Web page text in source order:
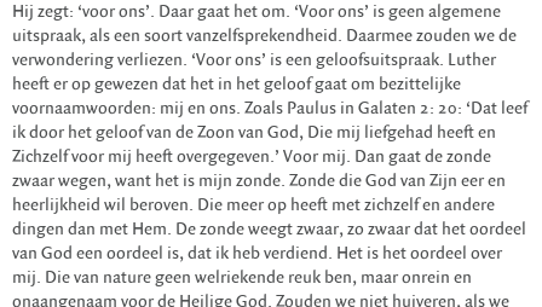
Hij zegt: ‘voor ons’. Daar gaat het om. ‘Voor ons’ is geen algemene
uitspraak, als een soort vanzelfsprekendheid. Daarmee zouden we de
verwondering verliezen. ‘Voor ons’ is een geloofsuitspraak. Luther
heeft er op gewezen dat het in het geloof gaat om bezittelijke
voornaamwoorden: mij en ons. Zoals Paulus in Galaten 2: 20: ‘Dat leef
ik door het geloof van de Zoon van God, Die mij liefgehad heeft en
Zichzelf voor mij heeft overgegeven.’ Voor mij. Dan gaat de zonde
zwaar wegen, want het is mijn zonde. Zonde die God van Zijn eer en
heerlijkheid wil beroven. Die meer op heeft met zichzelf en andere
dingen dan met Hem. De zonde weegt zwaar, zo zwaar dat het oordeel
van God een oordeel is, dat ik heb verdiend. Het is het oordeel over
mij. Die van nature geen welriekende reuk ben, maar onrein en
onaangenaam voor de Heilige God. Zouden we niet huiveren, als we